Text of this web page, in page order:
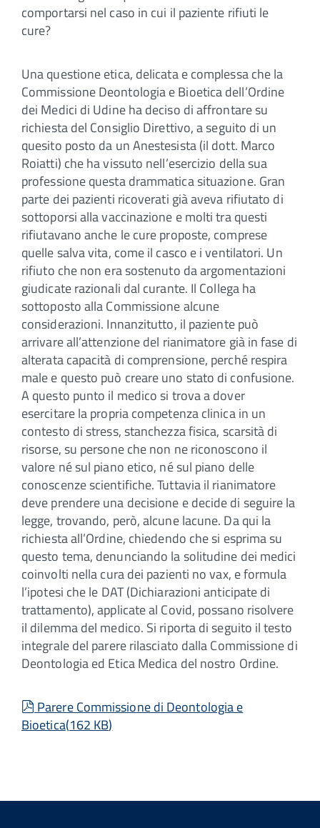
comportarsi nel caso in cui il paziente rifiuti le
cure?
Una questione etica, delicata e complessa che la
Commissione Deontologia e Bioetica dell’Ordine
dei Medici di Udine ha deciso di affrontare su
richiesta del Consiglio Direttivo, a seguito di un
quesito posto da un Anestesista (il dott. Marco
Roiatti) che ha vissuto nell’esercizio della sua
professione questa drammatica situazione. Gran
parte dei pazienti ricoverati già aveva rifiutato di
sottoporsi alla vaccinazione e molti tra questi
rifiutavano anche le cure proposte, comprese
quelle salva vita, come il casco e i ventilatori. Un
rifiuto che non era sostenuto da argomentazioni
giudicate razionali dal curante. Il Collega ha
sottoposto alla Commissione alcune
considerazioni. Innanzitutto, il paziente può
arrivare all’attenzione del rianimatore già in fase di
alterata capacità di comprensione, perché respira
male e questo può creare uno stato di confusione.
A questo punto il medico si trova a dover
esercitare la propria competenza clinica in un
contesto di stress, stanchezza fisica, scarsità di
risorse, su persone che non ne riconoscono il
valore né sul piano etico, né sul piano delle
conoscenze scientifiche. Tuttavia il rianimatore
deve prendere una decisione e decide di seguire la
legge, trovando, però, alcune lacune. Da qui la
richiesta all’Ordine, chiedendo che si esprima su
questo tema, denunciando la solitudine dei medici
coinvolti nella cura dei pazienti no vax, e formula
l’ipotesi che le DAT (Dichiarazioni anticipate di
trattamento), applicate al Covid, possano risolvere
il dilemma del medico. Si riporta di seguito il testo
integrale del parere rilasciato dalla Commissione di
Deontologia ed Etica Medica del nostro Ordine.
pdf
Parere Commissione di Deontologia e
Bioetica(162 KB)